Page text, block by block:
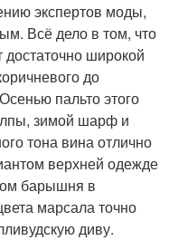
экспертов моды,
Всё дело в том, что
достаточно широкой
до
пальто этого
зимой шарф и
тона вина отлично
верхней одежде
барышня в
марсала точно
диву.